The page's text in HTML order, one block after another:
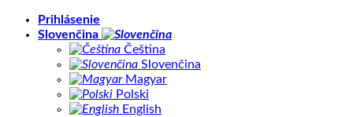
Skip
Prihlásenie
Slovenčina
Čeština
Slovenčina
Magyar
Polski
English